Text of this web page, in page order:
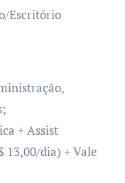
Escritório
+ Assist
13,00/dia) + Vale